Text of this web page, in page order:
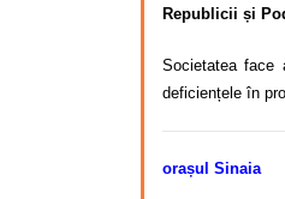
Republicii și
Societatea face
deficiențele în
orașul Sinaia